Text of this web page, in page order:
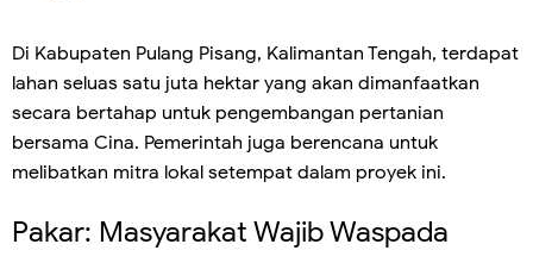
Di Kabupaten Pulang Pisang, Kalimantan Tengah, terdapat
lahan seluas satu juta hektar yang akan dimanfaatkan
secara bertahap untuk pengembangan pertanian
bersama Cina. Pemerintah juga berencana untuk
melibatkan mitra lokal setempat dalam proyek ini.
Pakar: Masyarakat Wajib Waspada